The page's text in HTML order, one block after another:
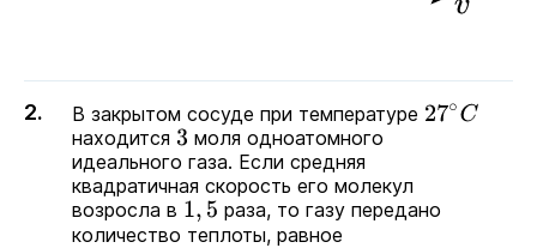
В закрытом сосуде при температуре 27∘C
находится 3 моля одноатомного
идеального газа. Если средняя
квадратичная скорость его молекул
возросла в 1,5
раза, то газу передано
количество теплоты, равное